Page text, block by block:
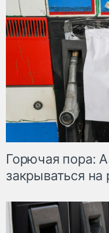
Горючая пора:
закрываться